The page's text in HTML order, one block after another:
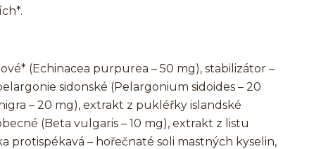
(Echinacea purpurea – 50 mg), stabilizátor –
sidonské (Pelargonium sidoides – 20
– 20 mg), extrakt z pukléřky islandské
(Beta vulgaris – 10 mg), extrakt z listu
protispékavá – hořečnaté soli mastných kyselin,